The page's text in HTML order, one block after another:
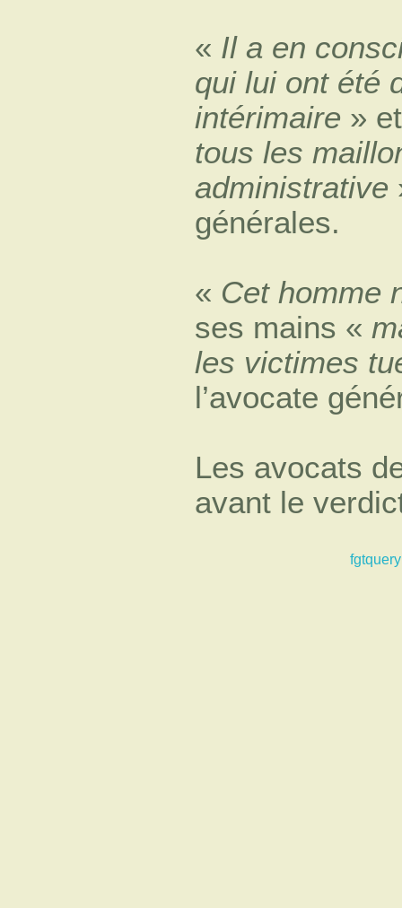
« Il a en
qui lui ont été
intérimaire »
tous les
administrative
générales.
« Cet homme
ses mains «
les victimes
l’avocate
Les avocats
avant le